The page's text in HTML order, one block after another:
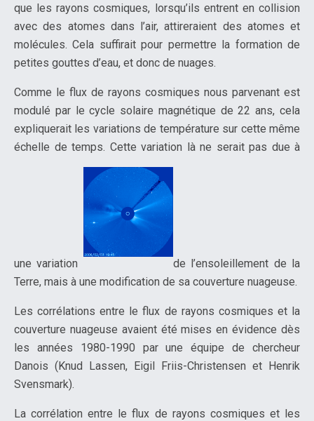
que les rayons cosmiques, lorsqu’ils entrent en collision
avec des atomes dans l’air, attireraient des atomes et
molécules. Cela suffirait pour permettre la formation de
petites gouttes d’eau, et donc de nuages.
Comme le flux de rayons cosmiques nous parvenant est
modulé par le cycle solaire magnétique de 22 ans, cela
expliquerait les variations de température sur cette même
échelle de temps. Cette variation là ne serait pas due à
une variation
de l’ensoleillement de la
Terre, mais à une modification de sa couverture nuageuse.
Les corrélations entre le flux de rayons cosmiques et la
couverture nuageuse avaient été mises en évidence dès
les années 1980-1990 par une équipe de chercheur
Danois (Knud Lassen, Eigil Friis-Christensen et Henrik
Svensmark).
La corrélation entre le flux de rayons cosmiques et les